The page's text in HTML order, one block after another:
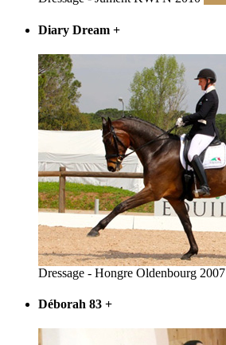
Diary Dream +
Dressage - Hongre Oldenbourg 2007
Déborah 83 +